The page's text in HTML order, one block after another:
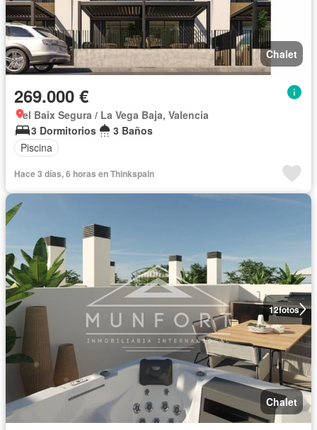
Chalet
269.000 €
el Baix Segura / La Vega Baja, Valencia
3 Dormitorios
3 Baños
Piscina
Hace 3 días, 6 horas en Thinkspain
12fotos
Chalet